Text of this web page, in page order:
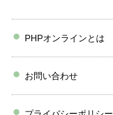
PHPオンラインとは
お問い合わせ